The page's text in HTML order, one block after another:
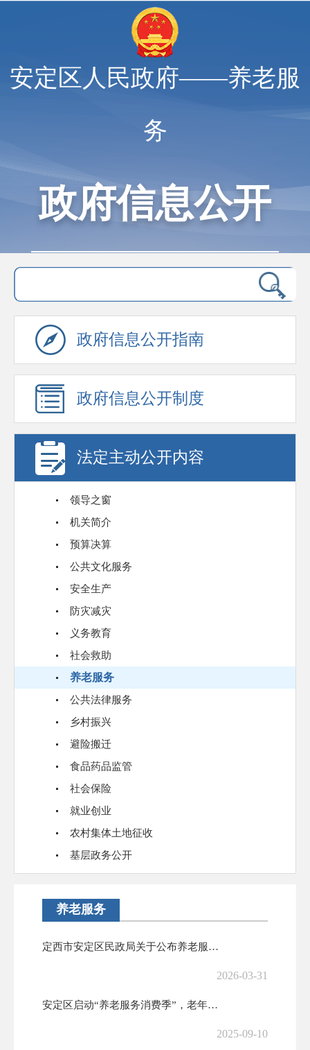
安定区人民政府——养老服
务
政府信息公开
政府信息公开指南
政府信息公开制度
法定主动公开内容
领导之窗
机关简介
预算决算
公共文化服务
安全生产
防灾减灾
义务教育
社会救助
养老服务
公共法律服务
乡村振兴
避险搬迁
食品药品监管
社会保险
就业创业
农村集体土地征收
基层政务公开
养老服务
定西市安定区民政局关于公布养老服务突出问题整治线索举报渠道的公告
2026-03-31
安定区启动“养老服务消费季”，老年助餐优惠券来了！
2025-09-10